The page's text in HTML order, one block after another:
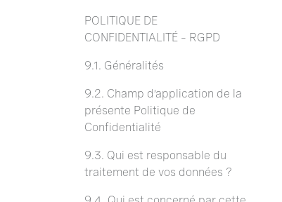
POLITIQUE DE
CONFIDENTIALITÉ – RGPD
9.1. Généralités
9.2. Champ d’application de la
présente Politique de
Confidentialité
9.3. Qui est responsable du
traitement de vos données ?